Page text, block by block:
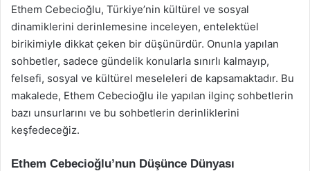
Ethem Cebecioğlu, Türkiye’nin kültürel ve sosyal
dinamiklerini derinlemesine inceleyen, entelektüel
birikimiyle dikkat çeken bir düşünürdür. Onunla yapılan
sohbetler, sadece gündelik konularla sınırlı kalmayıp,
felsefi, sosyal ve kültürel meseleleri de kapsamaktadır. Bu
makalede, Ethem Cebecioğlu ile yapılan ilginç sohbetlerin
bazı unsurlarını ve bu sohbetlerin derinliklerini
keşfedeceğiz.
Ethem Cebecioğlu’nun Düşünce Dünyası